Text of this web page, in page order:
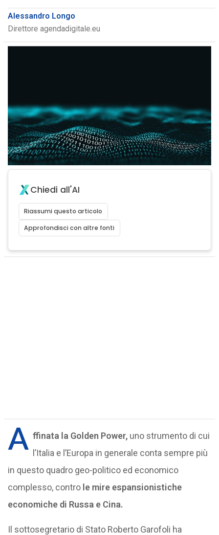
Alessandro Longo
Direttore agendadigitale.eu
Chiedi all'AI
Riassumi questo articolo
Approfondisci con altre fonti
A ffinata la Golden Power,uno strumento di cui
l’Italia e l’Europa in generale conta sempre più
in questo quadro geo-politico ed economico
complesso, controle mire espansionistiche
economiche di Russa e Cina.
Il sottosegretario di Stato Roberto Garofoli ha